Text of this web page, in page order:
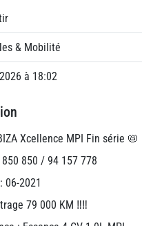
& Mobilité
à 18:02
Xcellence MPI Fin série 📛
850 850 / 94 157 778
06-2021
79 000 KM ‼️‼️